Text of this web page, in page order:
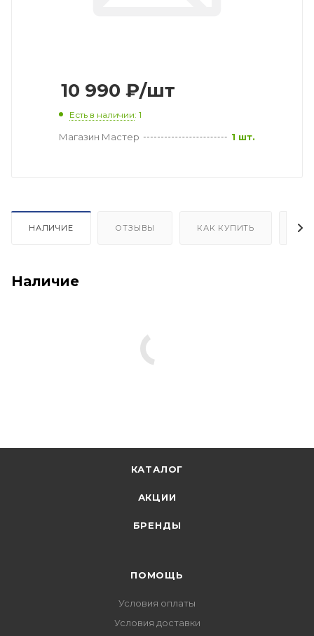
10 990 ₽/шт
Есть в наличии: 1
Магазин Мастер 1 шт.
НАЛИЧИЕ ОТЗЫВЫ КАК КУПИТЬ
Наличие
КАТАЛОГ
АКЦИИ
БРЕНДЫ
ПОМОЩЬ
Условия оплаты
Условия доставки